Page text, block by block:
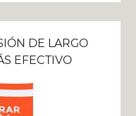
DE LARGO
EFECTIVO